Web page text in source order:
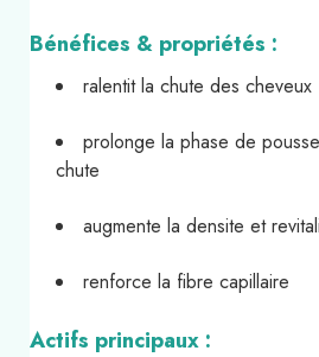
Bénéfices & propriétés :
ralentit la chute des cheveux
prolonge la phase de
chute
augmente la densite et
renforce la fibre capillaire
Actifs principaux :